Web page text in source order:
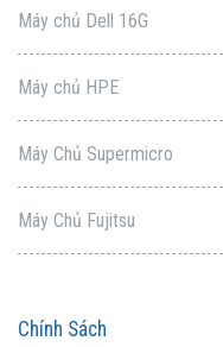
Máy chủ Dell 16G
Máy chủ HPE
Máy Chủ Supermicro
Máy Chủ Fujitsu
Chính Sách